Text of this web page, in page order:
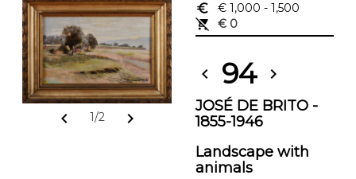
chevron_left 1/2 chevron_right
euro_symbol € 1,000 - 1,500
remove_shopping_cart
€ 0
chevron_left 94 chevron_right
JOSÉ DE BRITO -
1855-1946
Landscape with
animals